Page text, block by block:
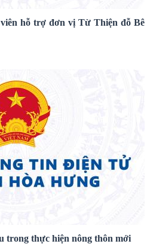
hỗ trợ đơn vị Từ Thiện đỗ Bê
trong thực hiện nông thôn mới